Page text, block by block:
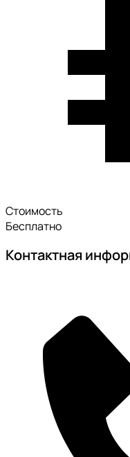
Стоимость
Бесплатно
Контактная